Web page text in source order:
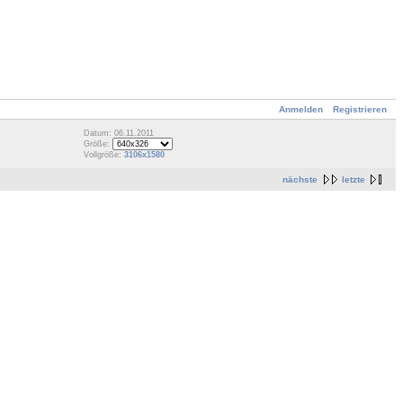
Anmelden Registrieren
Datum: 06.11.2011
Größe:
Vollgröße: 3106x1580
nächste letzte